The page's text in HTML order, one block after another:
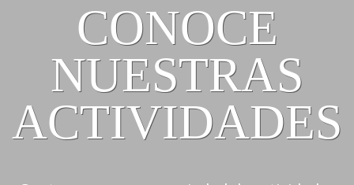
CONOCE
NUESTRAS
ACTIVIDADES